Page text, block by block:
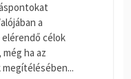
a
célok
ha az
megítélésében...